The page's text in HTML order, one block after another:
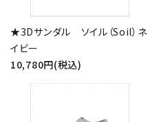
★3Dサンダル ソイル（Soil）ネ
イビー
10,780円(税込)